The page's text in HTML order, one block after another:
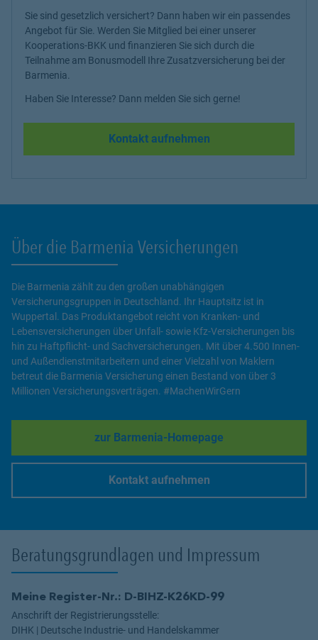
Sie sind gesetzlich versichert? Dann haben wir ein passendes
Angebot für Sie. Werden Sie Mitglied bei einer unserer
Kooperations-BKK und finanzieren Sie sich durch die
Teilnahme am Bonusmodell Ihre Zusatzversicherung bei der
Barmenia.
Haben Sie Interesse? Dann melden Sie sich gerne!
Kontakt aufnehmen
Über die Barmenia Versicherungen
Die Barmenia zählt zu den großen unabhängigen
Versicherungsgruppen in Deutschland. Ihr Hauptsitz ist in
Wuppertal. Das Produktangebot reicht von Kranken- und
Lebensversicherungen über Unfall- sowie Kfz-Versicherungen bis
hin zu Haftpflicht- und Sachversicherungen. Mit über 4.500 Innen-
und Außendienstmitarbeitern und einer Vielzahl von Maklern
betreut die Barmenia Versicherung einen Bestand von über 3
Millionen Versicherungsverträgen. #MachenWirGern
zur Barmenia-Homepage
Link Opens in New Tab
Kontakt aufnehmen
Beratungsgrundlagen und Impressum
Meine Register-Nr.: D-BIHZ-K26KD-99
Anschrift der Registrierungsstelle:
DIHK | Deutsche Industrie- und Handelskammer